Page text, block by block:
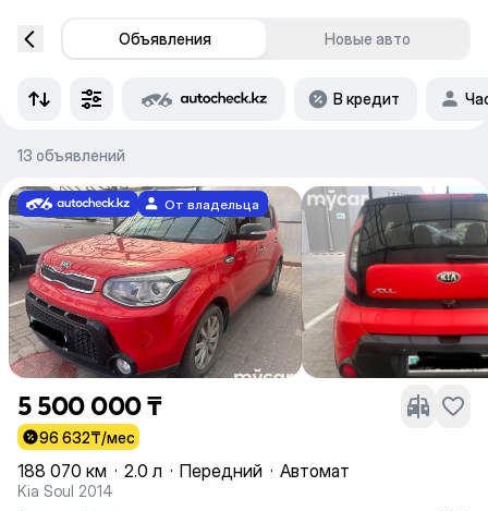
Объявления Новые авто
В кредит
13 объявлений
От владельца
5 500 000 ₸
96 632₸/мес
188 070 км · 2.0 л · Передний · Автомат
Kia Soul 2014